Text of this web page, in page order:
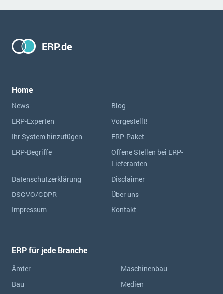
ERP.de
Home
News
Blog
ERP-Experten
Vorgestellt!
Ihr System hinzufügen
ERP-Paket
ERP-Begriffe
Offene Stellen bei ERP-
Lieferanten
Datenschutzerklärung
Disclaimer
DSGVO/GDPR
Über uns
Impressum
Kontakt
ERP für jede Branche
Ämter
Bau
Maschinenbau
Medien